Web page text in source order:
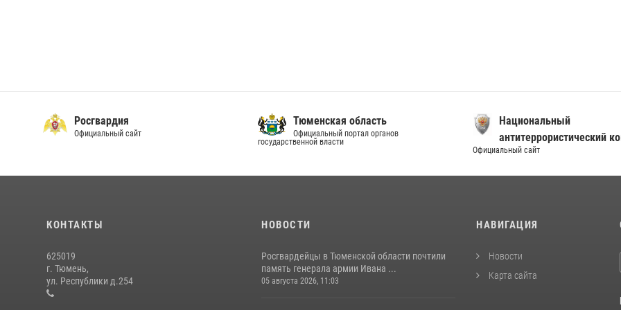
Росгвардия
Официальный сайт
Тюменская область
Официальный портал органов
государственной власти
Национальный
антитеррористический
Официальный сайт
КОНТАКТЫ
625019
г. Тюмень,
ул. Республики д.254
НОВОСТИ
Росгвардейцы в Тюменской области почтили
память генерала армии Ивана ...
05 августа 2026, 11:03
НАВИГАЦИЯ
Новости
Карта сайта